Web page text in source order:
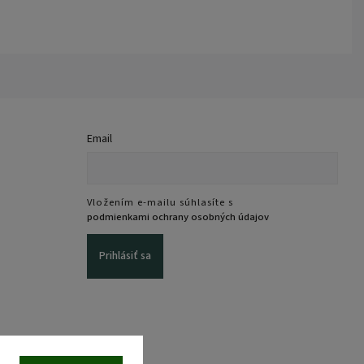
Email
Vložením e-mailu súhlasíte s
podmienkami ochrany osobných údajov
Prihlásiť sa